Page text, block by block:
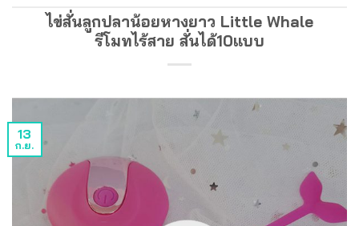
ไข่สั่นลูกปลาน้อยหางยาว Little Whale
รีโมทไร้สาย สั่นได้10แบบ
13
ก.ย.